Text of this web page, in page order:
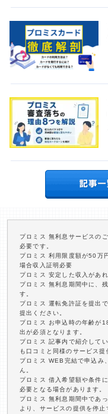
プロミス 無利息サービスの
必要です。
プロミス 利用限度額が50万
場合収入証明必要
プロミス 安定した収入があ
プロミス 無利息期間中に、
す。
プロミス 運転免許証を提出
提出ください。
プロミス お申込時の年齢が
出が必須となります。
プロミス 記事内で紹介して
も口コミと同様のサービス
プロミス WEB完結で申込み
ん。
プロミス 借入希望額や条件
必要となる場合があります。
プロミス 無利息期間中であ
より、サービスの提供を停止